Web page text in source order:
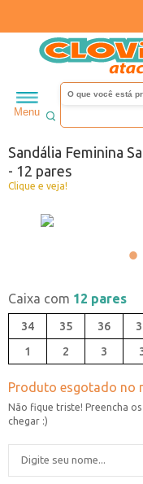
Menu
Feminino
Sandália Feminina
- 12 pares
Clique e veja!
Caixa com 12 pares
34 35 36
1
2 3